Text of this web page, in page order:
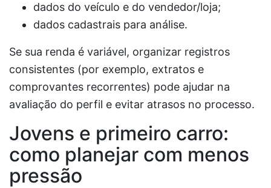
dados do veículo e do vendedor/loja;
dados cadastrais para análise.
Se sua renda é variável, organizar registros
consistentes (por exemplo, extratos e
comprovantes recorrentes) pode ajudar na
avaliação do perfil e evitar atrasos no processo.
Jovens e primeiro carro:
como planejar com menos
pressão